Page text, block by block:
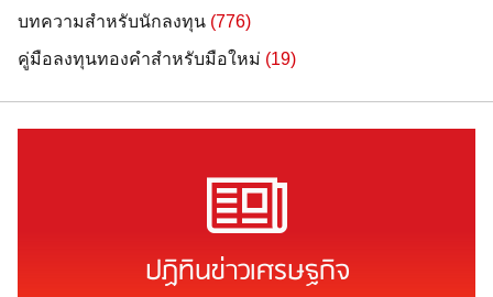
บทความสำหรับนักลงทุน (776)
คู่มือลงทุนทองคำสำหรับมือใหม่ (19)
ปฏิทินข่าวเศรษฐกิจ